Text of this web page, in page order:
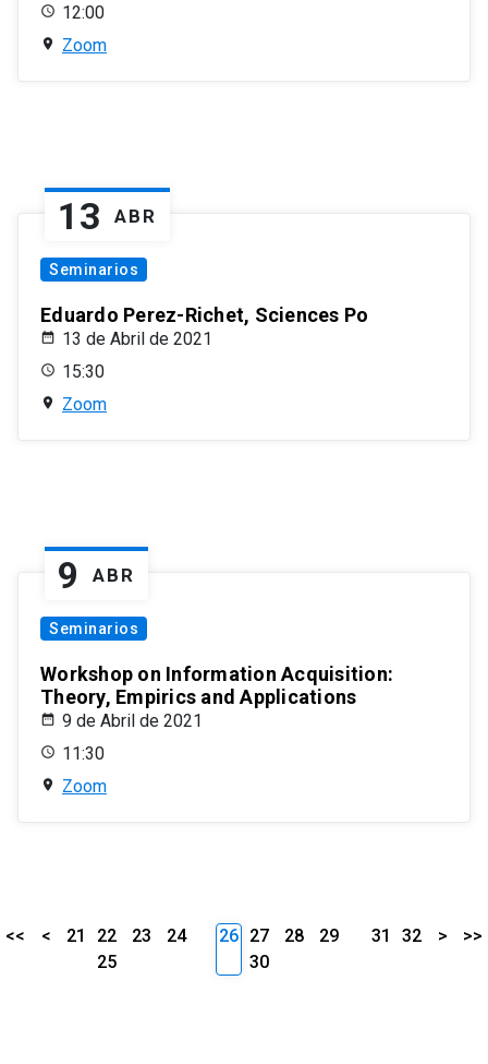
12:00
Zoom
13 ABR
Seminarios
Eduardo Perez-Richet, Sciences Po
13 de Abril de 2021
15:30
Zoom
9 ABR
Seminarios
Workshop on Information Acquisition:
Theory, Empirics and Applications
9 de Abril de 2021
11:30
Zoom
<< < 21 22 23
24
25
26 27 28
29
30
31 32 > >>